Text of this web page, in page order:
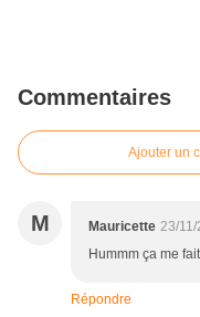
Commentaires
Ajouter un
M Mauricette 23/
Hummm ça me
Répondre